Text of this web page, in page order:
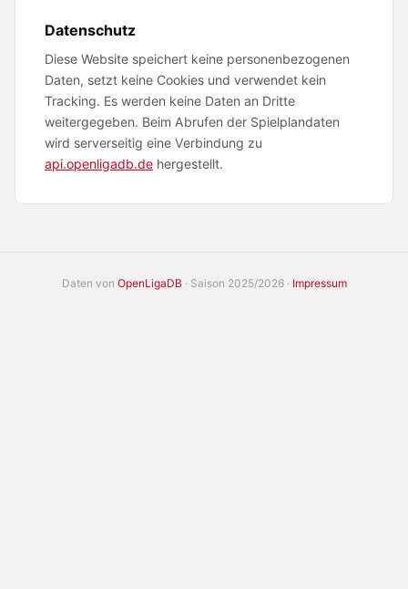
Datenschutz
Diese Website speichert keine personenbezogenen
Daten, setzt keine Cookies und verwendet kein
Tracking. Es werden keine Daten an Dritte
weitergegeben. Beim Abrufen der Spielplandaten
wird serverseitig eine Verbindung zu
api.openligadb.de hergestellt.
Daten von OpenLigaDB · Saison 2025/2026 · Impressum